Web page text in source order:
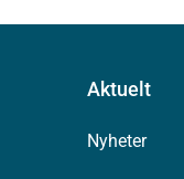
Aktuelt
Nyheter